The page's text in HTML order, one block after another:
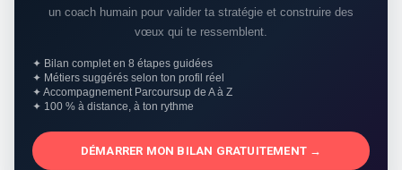
un coach humain pour valider ta stratégie et construire des
vœux qui te ressemblent.
✦ Bilan complet en 8 étapes guidées
✦ Métiers suggérés selon ton profil réel
✦ Accompagnement Parcoursup de A à Z
✦ 100 % à distance, à ton rythme
DÉMARRER MON BILAN GRATUITEMENT →